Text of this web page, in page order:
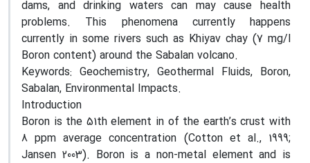
dams, and drinking waters can may cause health
problems. This phenomena currently happens
currently in some rivers such as Khiyav chay (7 mg/l
Boron content) around the Sabalan volcano.
Keywords: Geochemistry, Geothermal Fluids, Boron,
Sabalan, Environmental Impacts.
Introduction
Boron is the 51th element in of the earth’s crust with
8 ppm average concentration (Cotton et al., 1999;
Jansen 2003). Boron is a non-metal element and is